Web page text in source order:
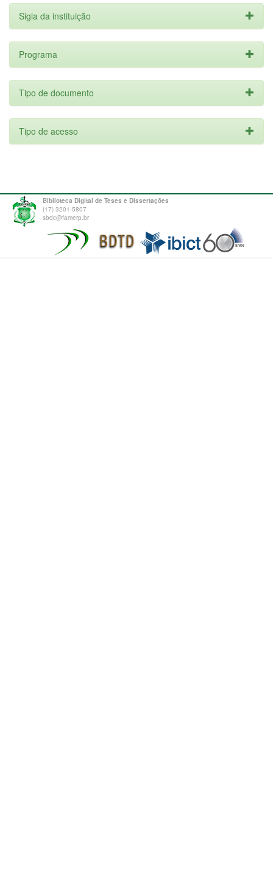
Sigla da instituição
Programa
Tipo de documento
Tipo de acesso
Biblioteca Digital de Teses e Dissertações
(17) 3201-5807
sbdc@famerp.br